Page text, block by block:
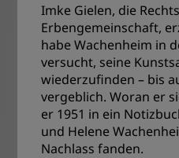
Imke Gielen, die
Erbengemeinschaft,
habe Wachenheim in
versucht, seine
wiederzufinden – bis
vergeblich. Woran er
er 1951 in ein
und Helene
Nachlass fanden.